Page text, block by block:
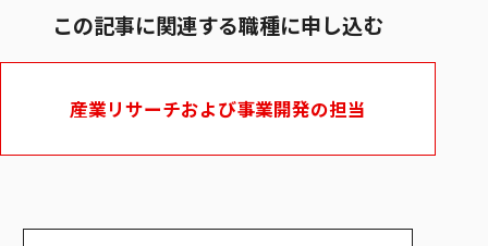
この記事に関連する職種に申し込む
産業リサーチおよび事業開発の担当